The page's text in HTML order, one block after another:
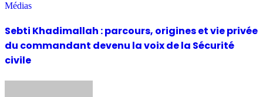
Médias
Sebti Khadimallah : parcours, origines et vie privée
du commandant devenu la voix de la Sécurité
civile